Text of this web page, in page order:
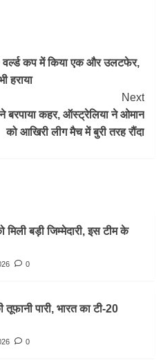
वर्ल्ड कप में किया एक और उलटफेर,
हराया
Next
कहर, ऑस्ट्रेलिया ने ओमान
को आखिरी लीग मैच में बुरी तरह रौंदा
बड़ी जिम्मेदारी, इस टीम के
0
पारी, भारत का टी-20
0